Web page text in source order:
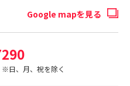
Google mapを見る
、月、祝を除く